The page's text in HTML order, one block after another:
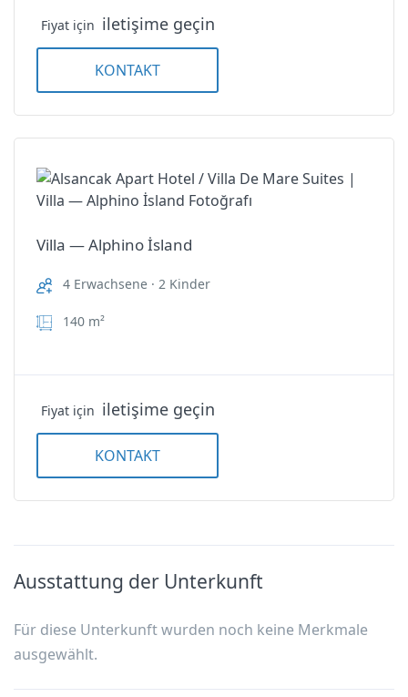
Fiyat için iletişime geçin
KONTAKT
Villa — Alphino İsland
4 Erwachsene · 2 Kinder
140 m²
Fiyat için iletişime geçin
KONTAKT
Ausstattung der Unterkunft
Für diese Unterkunft wurden noch keine Merkmale
ausgewählt.